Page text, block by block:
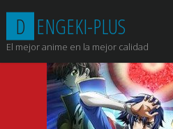
contenido
D ENGEKI-PLUS
El mejor anime en la mejor calidad